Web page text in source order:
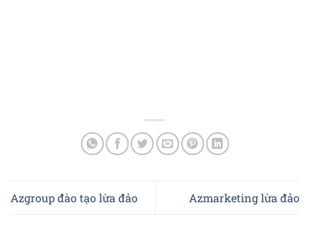
Azgroup đào tạo lừa đảo Azmarketing lừa đảo